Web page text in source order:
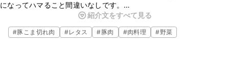
になってハマること間違いなしです。
お肉が入っているのでボリューミーなサラダですが、フルーティーな
味わいでさっぱりといただけます。ぜひ、試してみてください。
紹介文をすべて見る
#豚こま切れ肉 #レタス #豚肉 #肉料理 #野菜